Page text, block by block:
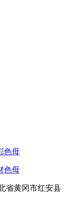
色母
色母
省黄冈市红安县